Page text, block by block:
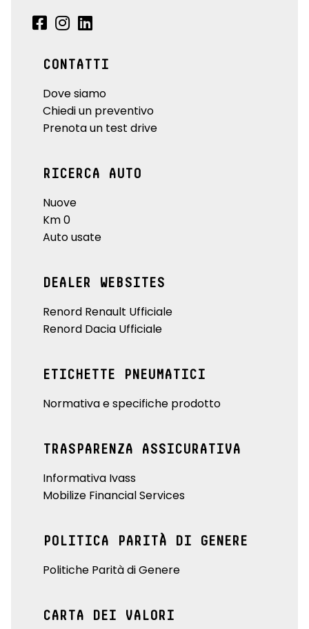
CONTATTI
Dove siamo
Chiedi un preventivo
Prenota un test drive
RICERCA AUTO
Nuove
Km 0
Auto usate
DEALER WEBSITES
Renord Renault Ufficiale
Renord Dacia Ufficiale
ETICHETTE PNEUMATICI
Normativa e specifiche prodotto
TRASPARENZA ASSICURATIVA
Informativa Ivass
Mobilize Financial Services
POLITICA PARITÀ DI GENERE
Politiche Parità di Genere
CARTA DEI VALORI